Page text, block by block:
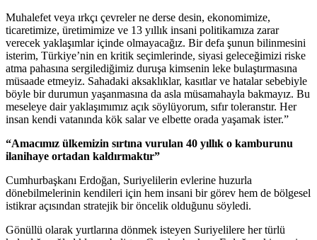
Muhalefet veya ırkçı çevreler ne derse desin, ekonomimize,
ticaretimize, üretimimize ve 13 yıllık insani politikamıza zarar
verecek yaklaşımlar içinde olmayacağız. Bir defa şunun bilinmesini
isterim, Türkiye’nin en kritik seçimlerinde, siyasi geleceğimizi riske
atma pahasına sergilediğimiz duruşa kimsenin leke bulaştırmasına
müsaade etmeyiz. Sahadaki aksaklıklar, kasıtlar ve hatalar sebebiyle
böyle bir durumun yaşanmasına da asla müsamahayla bakmayız. Bu
meseleye dair yaklaşımımız açık söylüyorum, sıfır toleranstır. Her
insan kendi vatanında kök salar ve elbette orada yaşamak ister.”
“Amacımız ülkemizin sırtına vurulan 40 yıllık o kamburunu
ilanihaye ortadan kaldırmaktır”
Cumhurbaşkanı Erdoğan, Suriyelilerin evlerine huzurla
dönebilmelerinin kendileri için hem insani bir görev hem de bölgesel
istikrar açısından stratejik bir öncelik olduğunu söyledi.
Gönüllü olarak yurtlarına dönmek isteyen Suriyelilere her türlü